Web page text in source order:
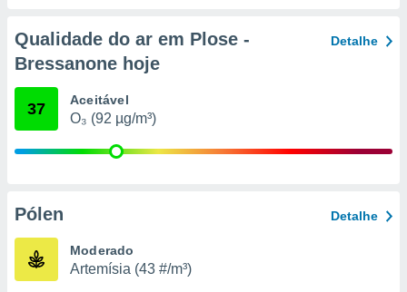
de
1199
Qualidade do ar em Plose -
Bressanone hoje
Detalhe
37 Aceitável
O₃ (92 µg/m³)
Pólen Detalhe
Moderado
Artemísia (43 #/m³)